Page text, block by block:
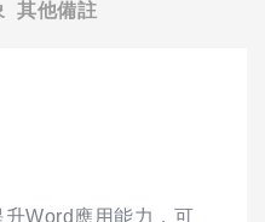
其他備註
Word應用能力，可